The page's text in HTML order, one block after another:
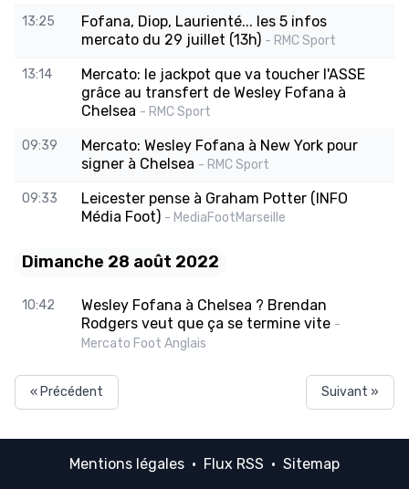
13:25
Fofana, Diop, Laurienté... les 5 infos
mercato du 29 juillet (13h) - RMC Sport
13:14
Mercato: le jackpot que va toucher l'ASSE
grâce au transfert de Wesley Fofana à
Chelsea - RMC Sport
09:39
Mercato: Wesley Fofana à New York pour
signer à Chelsea - RMC Sport
09:33
Leicester pense à Graham Potter (INFO
Média Foot) - MediaFootMarseille
Dimanche 28 août 2022
10:42
Wesley Fofana à Chelsea ? Brendan
Rodgers veut que ça se termine vite -
Mercato Foot Anglais
« Précédent Suivant »
Mentions légales · Flux RSS · Sitemap